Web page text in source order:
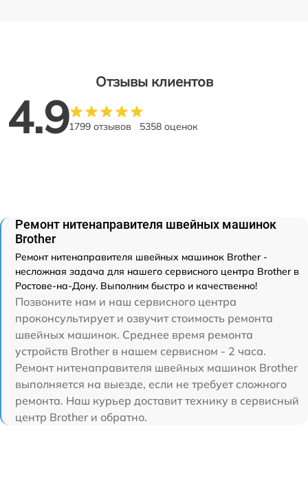
Отзывы клиентов
4.91799 отзывов 5358 оценок
Ремонт нитенаправителя швейных машинок
Brother
Ремонт нитенаправителя швейных машинок Brother -
несложная задача для нашего сервисного центра Brother в
Ростове-на-Дону. Выполним быстро и качественно!
Позвоните нам и наш сервисного центра
проконсультирует и озвучит стоимость ремонта
швейных машинок. Среднее время ремонта
устройств Brother в нашем сервисном - 2 часа.
Ремонт нитенаправителя швейных машинок Brother
выполняется на выезде, если не требует сложного
ремонта. Наш курьер доставит технику в сервисный
центр Brother и обратно.